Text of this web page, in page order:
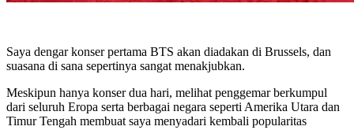
Saya dengar konser pertama BTS akan diadakan di Brussels, dan
suasana di sana sepertinya sangat menakjubkan.
Meskipun hanya konser dua hari, melihat penggemar berkumpul
dari seluruh Eropa serta berbagai negara seperti Amerika Utara dan
Timur Tengah membuat saya menyadari kembali popularitas